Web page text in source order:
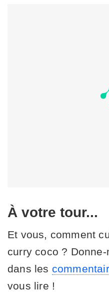
À votre tour...
Et vous, comment
curry coco ?
dans les
vous lire !